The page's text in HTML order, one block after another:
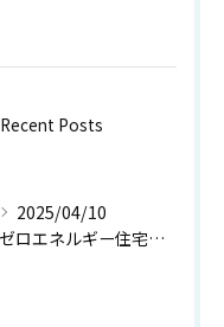
Recent Posts
2025/04/10
ゼロエネルギー住宅の真のメリット【世田谷区 不動産売却】